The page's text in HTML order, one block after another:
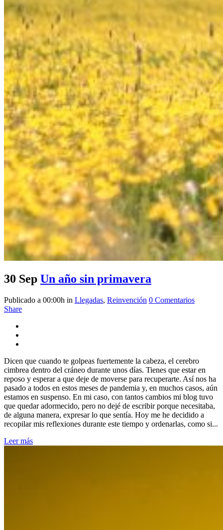
30 Sep Un año sin primavera
Publicado a 00:00h in Llegadas, Reinvención 0 Comentarios
Share
Dicen que cuando te golpeas fuertemente la cabeza, el cerebro
cimbrea dentro del cráneo durante unos días. Tienes que estar en
reposo y esperar a que deje de moverse para recuperarte. Así nos ha
pasado a todos en estos meses de pandemia y, en muchos casos, aún
estamos en suspenso. En mi caso, con tantos cambios mi blog tuvo
que quedar adormecido, pero no dejé de escribir porque necesitaba,
de alguna manera, expresar lo que sentía. Hoy me he decidido a
recopilar mis reflexiones durante este tiempo y ordenarlas, como si...
Leer más